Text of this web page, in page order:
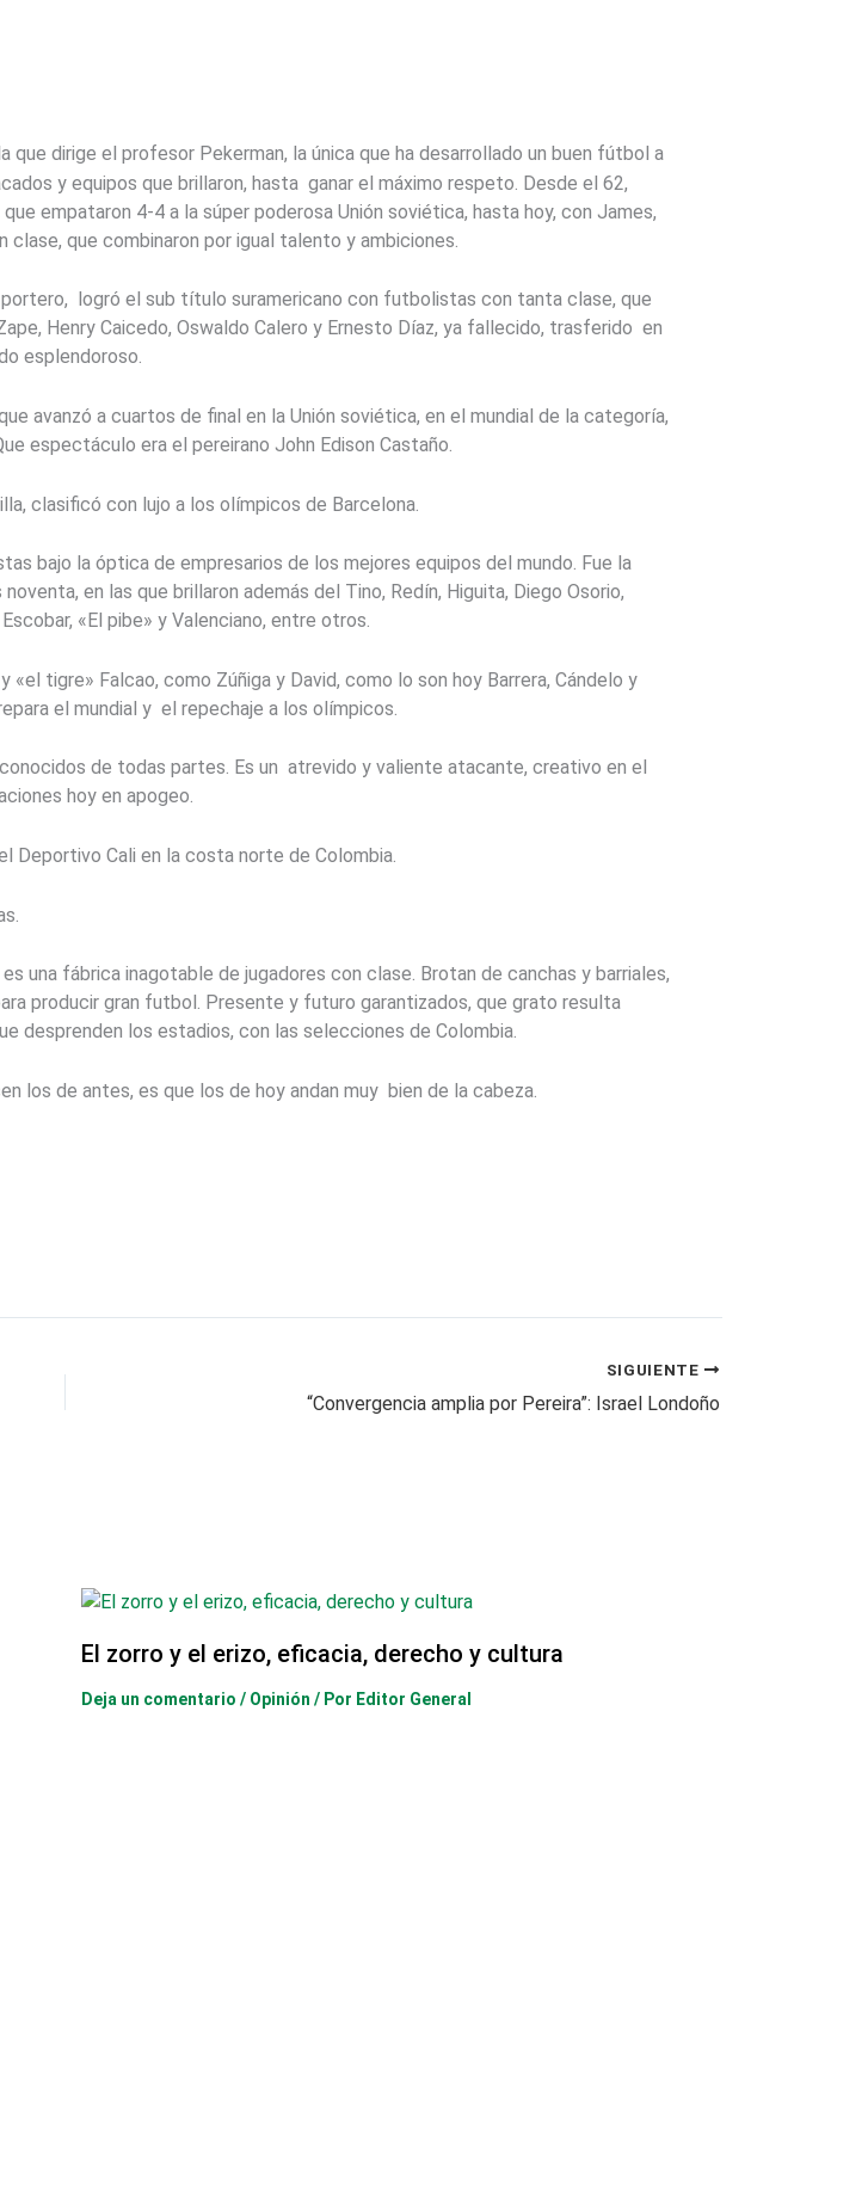
que dirige el profesor Pekerman, la única que ha desarrollado un buen fútbol a
y equipos que brillaron, hasta ganar el máximo respeto. Desde el 62,
empataron 4-4 a la súper poderosa Unión soviética, hasta hoy, con James,
clase, que combinaron por igual talento y ambiciones.
portero, logró el sub título suramericano con futbolistas con tanta clase, que
Henry Caicedo, Oswaldo Calero y Ernesto Díaz, ya fallecido, trasferido en
esplendoroso.
avanzó a cuartos de final en la Unión soviética, en el mundial de la categoría,
espectáculo era el pereirano John Edison Castaño.
clasificó con lujo a los olímpicos de Barcelona.
bajo la óptica de empresarios de los mejores equipos del mundo. Fue la
en las que brillaron además del Tino, Redín, Higuita, Diego Osorio,
«El pibe» y Valenciano, entre otros.
tigre» Falcao, como Zúñiga y David, como lo son hoy Barrera, Cándelo y
el mundial y el repechaje a los olímpicos.
de todas partes. Es un atrevido y valiente atacante, creativo en el
hoy en apogeo.
Deportivo Cali en la costa norte de Colombia.
una fábrica inagotable de jugadores con clase. Brotan de canchas y barriales,
producir gran futbol. Presente y futuro garantizados, que grato resulta
desprenden los estadios, con las selecciones de Colombia.
los de antes, es que los de hoy andan muy bien de la cabeza.
SIGUIENTE
“Convergencia amplia por Pereira”: Israel Londoño
El zorro y el erizo, eficacia, derecho y cultura
Deja un comentario / Opinión / Por Editor General